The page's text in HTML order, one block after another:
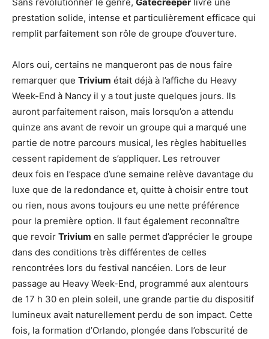
prestation solide, intense et particulièrement efficace qui
remplit parfaitement son rôle de groupe d’ouverture.
Alors oui, certains ne manqueront pas de nous faire
remarquer que Trivium était déjà à l’affiche du Heavy
Week-End à Nancy il y a tout juste quelques jours. Ils
auront parfaitement raison, mais lorsqu’on a attendu
quinze ans avant de revoir un groupe qui a marqué une
partie de notre parcours musical, les règles habituelles
cessent rapidement de s’appliquer. Les retrouver
deux fois en l’espace d’une semaine relève davantage du
luxe que de la redondance et, quitte à choisir entre tout
ou rien, nous avons toujours eu une nette préférence
pour la première option. Il faut également reconnaître
que revoir Trivium en salle permet d’apprécier le groupe
dans des conditions très différentes de celles
rencontrées lors du festival nancéien. Lors de leur
passage au Heavy Week-End, programmé aux alentours
de 17 h 30 en plein soleil, une grande partie du dispositif
lumineux avait naturellement perdu de son impact. Cette
fois, la formation d’Orlando, plongée dans l’obscurité de